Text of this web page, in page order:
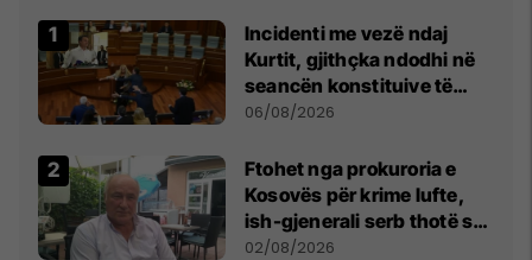
Incidenti me vezë ndaj
Kurtit, gjithçka ndodhi në
seancën konstituive të
Kuvendit
06/08/2026
Ftohet nga prokuroria e
Kosovës për krime lufte,
ish-gjenerali serb thotë se
dikush e tradhtoi në
02/08/2026